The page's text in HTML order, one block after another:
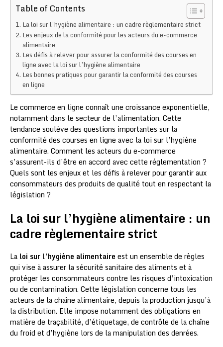
Table of Contents
La loi sur l’hygiène alimentaire : un cadre règlementaire strict
Les enjeux de la conformité pour les acteurs du e-commerce
alimentaire
Les défis à relever pour assurer la conformité des courses en
ligne avec la loi sur l’hygiène alimentaire
Les bonnes pratiques pour garantir la conformité des courses
en ligne
Le commerce en ligne connaît une croissance exponentielle,
notamment dans le secteur de l’alimentation. Cette
tendance soulève des questions importantes sur la
conformité des courses en ligne avec la loi sur l’hygiène
alimentaire. Comment les acteurs du e-commerce
s’assurent-ils d’être en accord avec cette réglementation ?
Quels sont les enjeux et les défis à relever pour garantir aux
consommateurs des produits de qualité tout en respectant la
législation ?
La loi sur l’hygiène alimentaire : un
cadre règlementaire strict
La loi sur l’hygiène alimentaire est un ensemble de règles
qui vise à assurer la sécurité sanitaire des aliments et à
protéger les consommateurs contre les risques d’intoxication
ou de contamination. Cette législation concerne tous les
acteurs de la chaîne alimentaire, depuis la production jusqu’à
la distribution. Elle impose notamment des obligations en
matière de traçabilité, d’étiquetage, de contrôle de la chaîne
du froid et d’hygiène lors de la manipulation des denrées.